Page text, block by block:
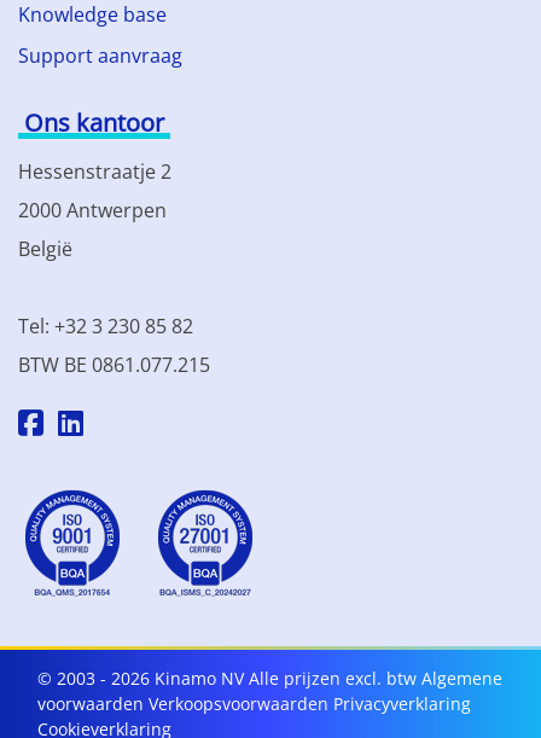
Knowledge base
Support aanvraag
Ons kantoor
Hessenstraatje 2
2000 Antwerpen
België
Tel: +32 3 230 85 82
BTW BE 0861.077.215
© 2003 - 2026 Kinamo NVAlle prijzen excl. btw Algemene
voorwaarden Verkoopsvoorwaarden Privacyverklaring
Cookieverklaring